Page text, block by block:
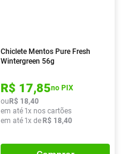
Chiclete Mentos Pure Fresh
Wintergreen 56g
R$ 17,85no PIX
ouR$ 18,40
em até 1x nos cartões
em até 1x deR$ 18,40